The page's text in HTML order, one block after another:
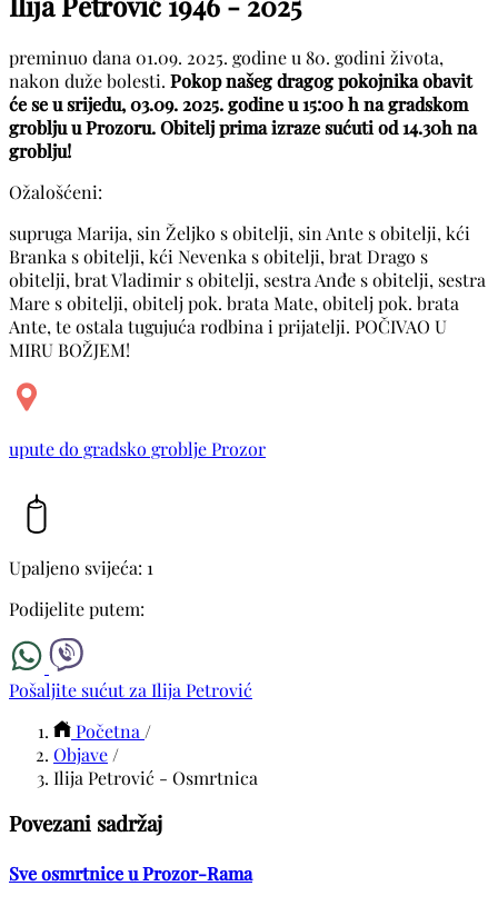
preminuo dana 01.09. 2025. godine u 80. godini života,
nakon duže bolesti. Pokop našeg dragog pokojnika obavit
će se u srijedu, 03.09. 2025. godine u 15:00 h na gradskom
groblju u Prozoru. Obitelj prima izraze sućuti od 14.30h na
groblju!
Ožalošćeni:
supruga Marija, sin Željko s obitelji, sin Ante s obitelji, kći
Branka s obitelji, kći Nevenka s obitelji, brat Drago s
obitelji, brat Vladimir s obitelji, sestra Anđe s obitelji, sestra
Mare s obitelji, obitelj pok. brata Mate, obitelj pok. brata
Ante, te ostala tugujuća rodbina i prijatelji. POČIVAO U
MIRU BOŽJEM!
upute do gradsko groblje Prozor
Upaljeno svijeća: 1
Podijelite putem:
Pošaljite sućut za Ilija Petrović
Početna /
Objave /
Ilija Petrović - Osmrtnica
Povezani sadržaj
Sve osmrtnice u Prozor-Rama